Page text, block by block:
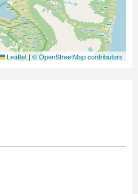
Leaflet | © OpenStreetMap contributors